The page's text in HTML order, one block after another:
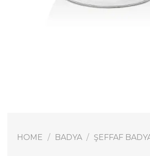
HOME / BADYA / ŞEFFAF